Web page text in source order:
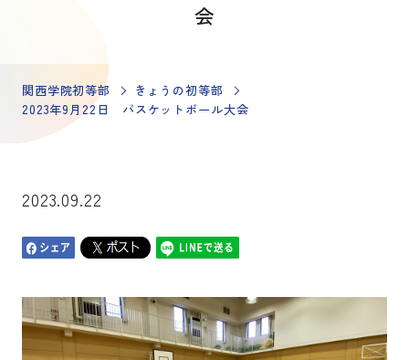
会
関西学院初等部
きょうの初等部
2023年9月22日 バスケットボール大会
2023.09.22